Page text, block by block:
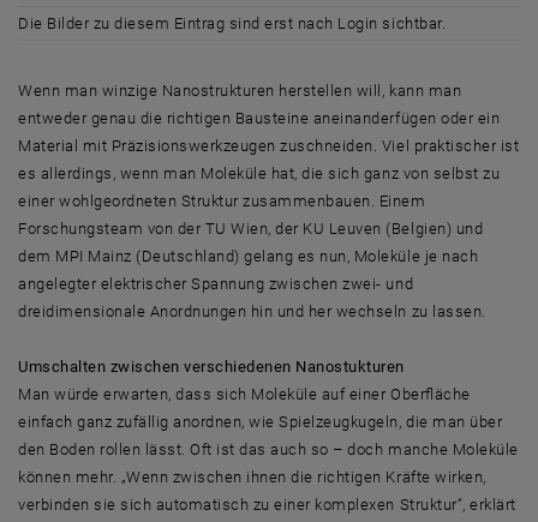
Die Bilder zu diesem Eintrag sind erst nach Login sichtbar.
Wenn man winzige Nanostrukturen herstellen will, kann man
entweder genau die richtigen Bausteine aneinanderfügen oder ein
Material mit Präzisionswerkzeugen zuschneiden. Viel praktischer ist
es allerdings, wenn man Moleküle hat, die sich ganz von selbst zu
einer wohlgeordneten Struktur zusammenbauen. Einem
Forschungsteam von der TU Wien, der KU Leuven (Belgien) und
dem MPI Mainz (Deutschland) gelang es nun, Moleküle je nach
angelegter elektrischer Spannung zwischen zwei- und
dreidimensionale Anordnungen hin und her wechseln zu lassen.
Umschalten zwischen verschiedenen Nanostukturen
Man würde erwarten, dass sich Moleküle auf einer Oberfläche
einfach ganz zufällig anordnen, wie Spielzeugkugeln, die man über
den Boden rollen lässt. Oft ist das auch so – doch manche Moleküle
können mehr. „Wenn zwischen ihnen die richtigen Kräfte wirken,
verbinden sie sich automatisch zu einer komplexen Struktur“, erklärt